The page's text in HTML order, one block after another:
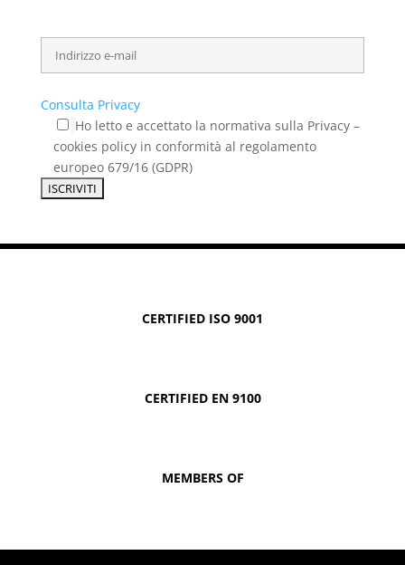
Consulta Privacy
Ho letto e accettato la normativa sulla Privacy –
cookies policy in conformità al regolamento
europeo 679/16 (GDPR)
CERTIFIED ISO 9001
CERTIFIED EN 9100
MEMBERS OF